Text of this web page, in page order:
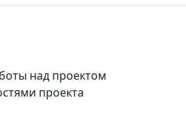
над проектом
проекта